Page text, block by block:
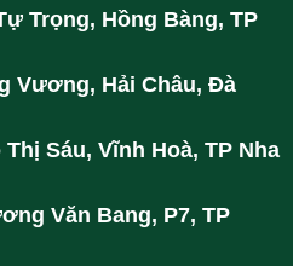
Trọng, Hồng Bàng, TP
Vương, Hải Châu, Đà
Sáu, Vĩnh Hoà, TP Nha
Văn Bang, P7, TP